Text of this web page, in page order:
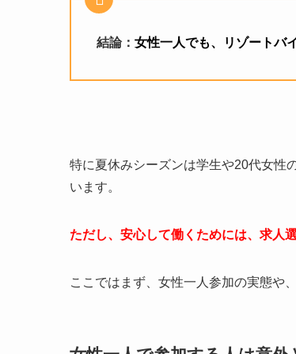
結論： 女性一人でも、リゾートバ
特に夏休みシーズンは学生や20代女性
います。
ただし、安心して働くためには、求人
ここではまず、女性一人参加の実態や